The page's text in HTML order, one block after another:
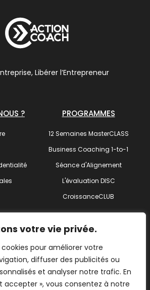
votre vie privée.
cookies pour améliorer votre
diffuser des publicités ou
et analyser notre trafic. En
accepter », vous consentez à notre
Libérer l’Entrepreneur
? PROGRAMMES
12 Semaines MasterCLASS
Business Coaching 1-to-1
Séance d'Alignement
L'évaluation DISC
CroissanceCLUB
votre coach